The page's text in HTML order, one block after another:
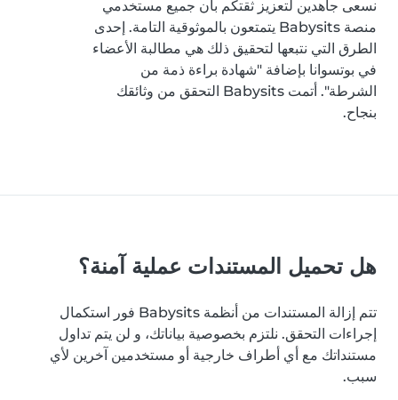
نسعى جاهدين لتعزيز ثقتكم بأن جميع مستخدمي
منصة Babysits يتمتعون بالموثوقية التامة. إحدى
الطرق التي نتبعها لتحقيق ذلك هي مطالبة الأعضاء
في بوتسوانا بإضافة "شهادة براءة ذمة من
الشرطة". أتمت Babysits التحقق من وثائقك
بنجاح.
هل تحميل المستندات عملية آمنة؟
تتم إزالة المستندات من أنظمة Babysits فور استكمال
إجراءات التحقق. نلتزم بخصوصية بياناتك، و لن يتم تداول
مستنداتك مع أي أطراف خارجية أو مستخدمين آخرين لأي
سبب.